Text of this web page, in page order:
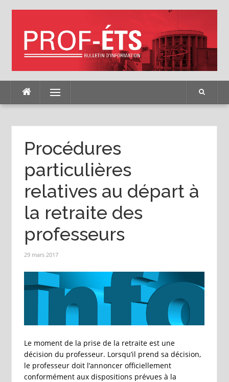
Menu
Procédures
particulières
relatives au départ à
la retraite des
professeurs
29 mars 2017
Le moment de la prise de la retraite est une
décision du professeur. Lorsqu’il prend sa décision,
le professeur doit l’annoncer officiellement
conformément aux dispositions prévues à la